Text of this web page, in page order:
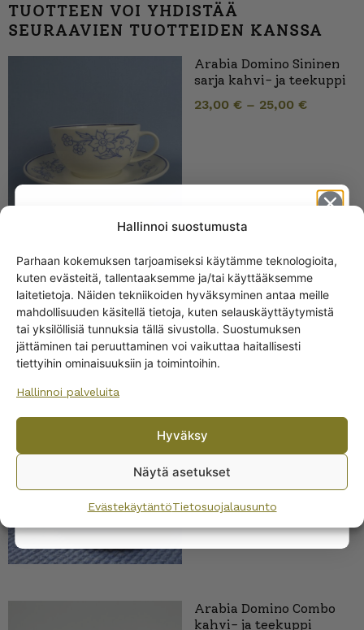
Hallinnoi suostumusta
Parhaan kokemuksen tarjoamiseksi käytämme teknologioita,
kuten evästeitä, tallentaaksemme ja/tai käyttääksemme
laitetietoja. Näiden tekniikoiden hyväksyminen antaa meille
mahdollisuuden käsitellä tietoja, kuten selauskäyttäytymistä
tai yksilöllisiä tunnuksia tällä sivustolla. Suostumuksen
jättäminen tai peruuttaminen voi vaikuttaa haitallisesti
tiettyihin ominaisuuksiin ja toimintoihin.
Hallinnoi palveluita
Hyväksy
Näytä asetukset
EvästekäytäntöTietosuojalausunto
TUOTTEEN VOI YHDISTÄÄ
SEURAAVIEN TUOTTEIDEN KANSSA
Arabia Domino Sininen
sarja kahvi- ja teekuppi
23,00 € – 25,00 €
Ale
Arabia Domino kahvi- ja
teekuppi
6,50€–22,00€
Arabia Domino kahvi- ja
teekuppi sininen
Arabia Domino Combo
kahvi- ja teekuppi
Get -5%
off?
Yes! I want the discount
By subscribing to the newsletter, you consent to receiving messages from
privacy policy.